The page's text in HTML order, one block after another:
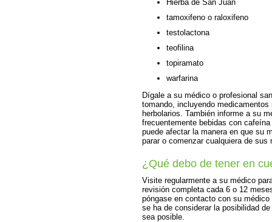
Hierba de San Juan
tamoxifeno o raloxifeno
testolactona
teofilina
topiramato
warfarina
Dígale a su médico o profesional
tomando, incluyendo
herbolarios. También informe a su
frecuentemente bebidas con
puede afectar la manera en que su
parar o comenzar cualquiera de sus
¿Qué debo de tener en
Visite regularmente a su médico
revisión completa cada 6 o 12
póngase en contacto con su
se ha de considerar la posibilidad
sea posible.